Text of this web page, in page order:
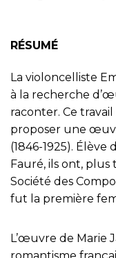
RÉSUMÉ
La violoncelliste
à la recherche
raconter. Ce
proposer une
(1846-1925).
Fauré, ils ont, plus
Société des
fut la première
L’œuvre de Marie
romantisme